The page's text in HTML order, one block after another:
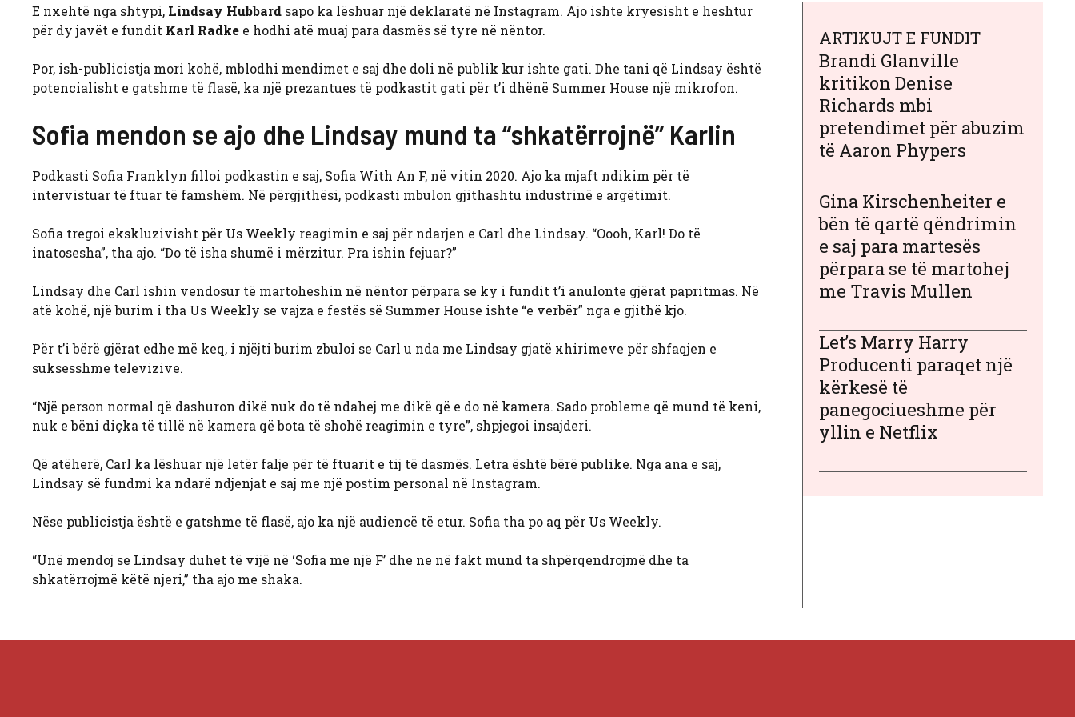
E nxehtë nga shtypi, Lindsay Hubbard sapo ka lëshuar një deklaratë në Instagram. Ajo ishte kryesisht e heshtur
për dy javët e fundit Karl Radke e hodhi atë muaj para dasmës së tyre në nëntor.
Por, ish-publicistja mori kohë, mblodhi mendimet e saj dhe doli në publik kur ishte gati. Dhe tani që Lindsay është
potencialisht e gatshme të flasë, ka një prezantues të podkastit gati për t’i dhënë Summer House një mikrofon.
Sofia mendon se ajo dhe Lindsay mund ta “shkatërrojnë” Karlin
Podkasti Sofia Franklyn filloi podkastin e saj, Sofia With An F, në vitin 2020. Ajo ka mjaft ndikim për të
intervistuar të ftuar të famshëm. Në përgjithësi, podkasti mbulon gjithashtu industrinë e argëtimit.
Sofia tregoi ekskluzivisht për Us Weekly reagimin e saj për ndarjen e Carl dhe Lindsay. “Oooh, Karl! Do të
inatosesha”, tha ajo. “Do të isha shumë i mërzitur. Pra ishin fejuar?”
Lindsay dhe Carl ishin vendosur të martoheshin në nëntor përpara se ky i fundit t’i anulonte gjërat papritmas. Në
atë kohë, një burim i tha Us Weekly se vajza e festës së Summer House ishte “e verbër” nga e gjithë kjo.
Për t’i bërë gjërat edhe më keq, i njëjti burim zbuloi se Carl u nda me Lindsay gjatë xhirimeve për shfaqjen e
suksesshme televizive.
“Një person normal që dashuron dikë nuk do të ndahej me dikë që e do në kamera. Sado probleme që mund të keni,
nuk e bëni diçka të tillë në kamera që bota të shohë reagimin e tyre”, shpjegoi insajderi.
Që atëherë, Carl ka lëshuar një letër falje për të ftuarit e tij të dasmës. Letra është bërë publike. Nga ana e saj,
Lindsay së fundmi ka ndarë ndjenjat e saj me një postim personal në Instagram.
Nëse publicistja është e gatshme të flasë, ajo ka një audiencë të etur. Sofia tha po aq për Us Weekly.
“Unë mendoj se Lindsay duhet të vijë në ‘Sofia me një F’ dhe ne në fakt mund ta shpërqendrojmë dhe ta
shkatërrojmë këtë njeri,” tha ajo me shaka.
ARTIKUJT E FUNDIT
Brandi Glanville
kritikon Denise
Richards mbi
pretendimet për abuzim
të Aaron Phypers
Gina Kirschenheiter e
bën të qartë qëndrimin
e saj para martesës
përpara se të martohej
me Travis Mullen
Let’s Marry Harry
Producenti paraqet një
kërkesë të
panegociueshme për
yllin e Netflix